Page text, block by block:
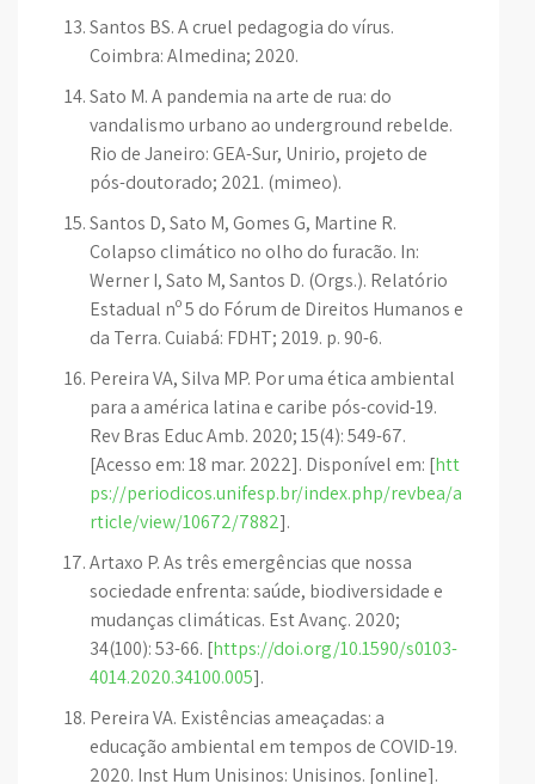
Santos BS. A cruel pedagogia do vírus.
Coimbra: Almedina; 2020.
Sato M. A pandemia na arte de rua: do
vandalismo urbano ao underground rebelde.
Rio de Janeiro: GEA-Sur, Unirio, projeto de
pós-doutorado; 2021. (mimeo).
Santos D, Sato M, Gomes G, Martine R.
Colapso climático no olho do furacão. In:
Werner I, Sato M, Santos D. (Orgs.). Relatório
Estadual nº 5 do Fórum de Direitos Humanos e
da Terra. Cuiabá: FDHT; 2019. p. 90-6.
Pereira VA, Silva MP. Por uma ética ambiental
para a américa latina e caribe pós-covid-19.
Rev Bras Educ Amb. 2020; 15(4): 549-67.
[Acesso em: 18 mar. 2022]. Disponível em: [htt
ps://periodicos.unifesp.br/index.php/revbea/a
rticle/view/10672/7882].
Artaxo P. As três emergências que nossa
sociedade enfrenta: saúde, biodiversidade e
mudanças climáticas. Est Avanç. 2020;
34(100): 53-66. [https://doi.org/10.1590/s0103-
4014.2020.34100.005].
Pereira VA. Existências ameaçadas: a
educação ambiental em tempos de COVID-19.
2020. Inst Hum Unisinos: Unisinos. [online].